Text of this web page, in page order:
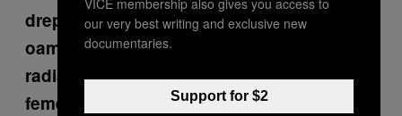
drepturile omului și se luptă pentru
oamenii care-au fost afectați negativ de
radiațiille din oraș. Ce riscuri și-a asumat
femeia asta, ca activist de genul ăsta, într-
our very best writing and exclusive new
documentaries.
Support for $2